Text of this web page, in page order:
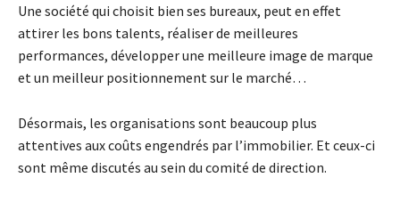
Une société qui choisit bien ses bureaux, peut en effet
attirer les bons talents, réaliser de meilleures
performances, développer une meilleure image de marque
et un meilleur positionnement sur le marché…
Désormais, les organisations sont beaucoup plus
attentives aux coûts engendrés par l’immobilier. Et ceux-ci
sont même discutés au sein du comité de direction.